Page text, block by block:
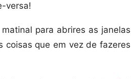
versa!
para abrires as janelas
coisas que em vez de fazeres